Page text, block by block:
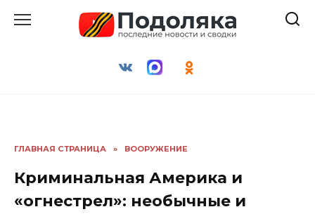
ГЛАВНАЯ СТРАНИЦА » ВООРУЖЕНИЕ
Криминальная Америка и
«огнестрел»: необычные и